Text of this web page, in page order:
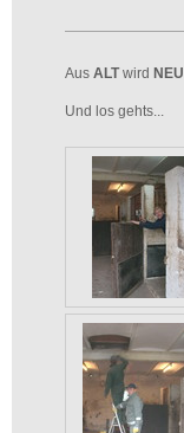
Aus ALTwird NEU
Und los gehts...